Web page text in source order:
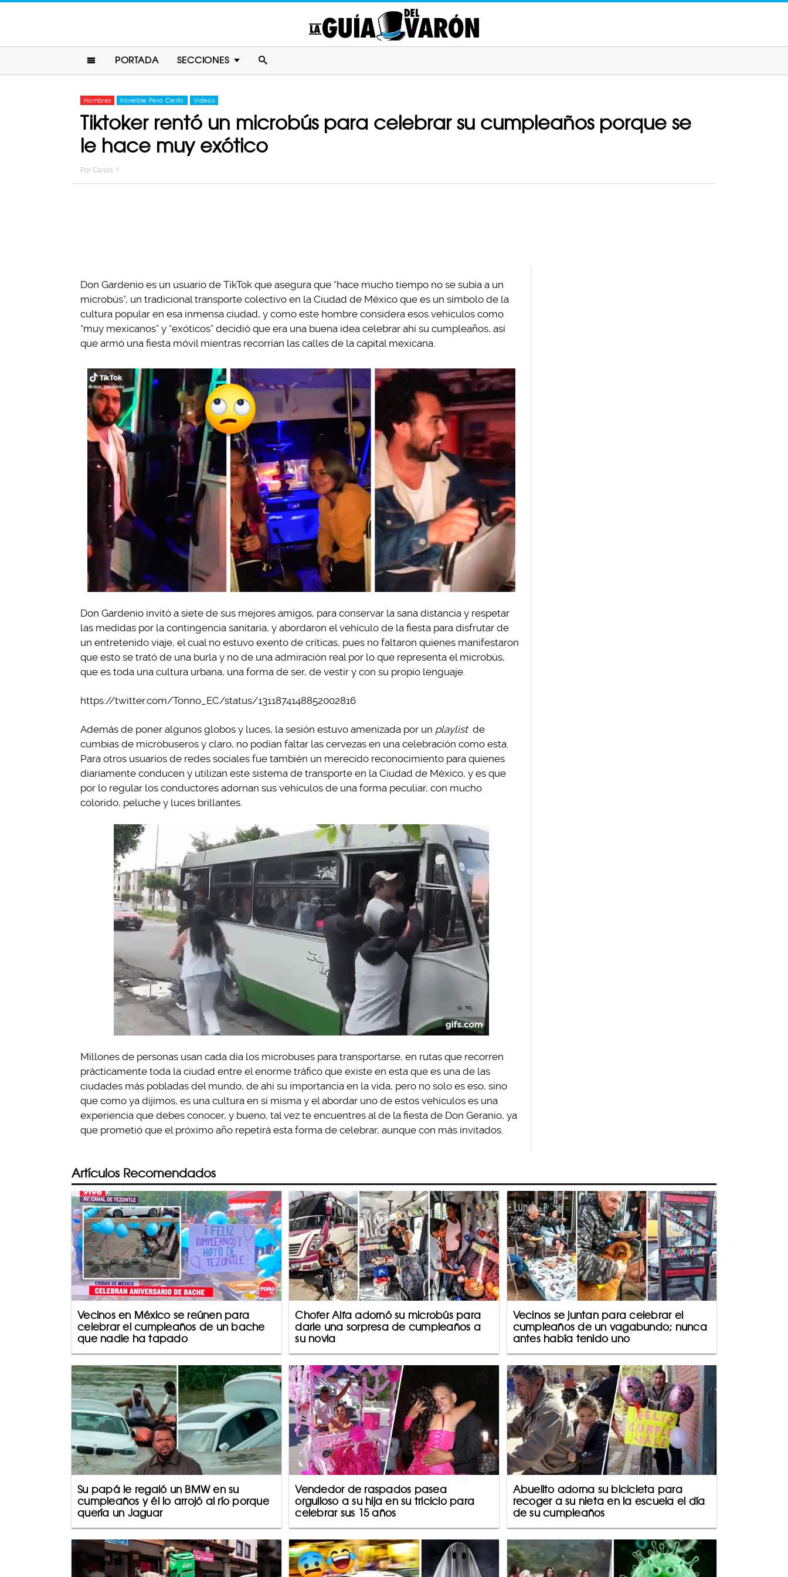
PORTADA SECCIONES
Hombres Increíble Pero Cierto Videos
Tiktoker rentó un microbús para celebrar su cumpleaños porque se
le hace muy exótico
Por Carlos Y
Don Gardenio es un usuario de TikTok que asegura que “hace mucho tiempo no se subía a un
microbús”, un tradicional transporte colectivo en la Ciudad de México que es un símbolo de la
cultura popular en esa inmensa ciudad, y como este hombre considera esos vehículos como
“muy mexicanos” y “exóticos” decidió que era una buena idea celebrar ahí su cumpleaños, así
que armó una fiesta móvil mientras recorrían las calles de la capital mexicana.
Don Gardenio invitó a siete de sus mejores amigos, para conservar la sana distancia y respetar
las medidas por la contingencia sanitaria, y abordaron el vehículo de la fiesta para disfrutar de
un entretenido viaje, el cual no estuvo exento de críticas, pues no faltaron quienes manifestaron
que esto se trató de una burla y no de una admiración real por lo que representa el microbús,
que es toda una cultura urbana, una forma de ser, de vestir y con su propio lenguaje.
https://twitter.com/Tonno_EC/status/1311874148852002816
Además de poner algunos globos y luces, la sesión estuvo amenizada por un playlist de
cumbias de microbuseros y claro, no podían faltar las cervezas en una celebración como esta.
Para otros usuarios de redes sociales fue también un merecido reconocimiento para quienes
diariamente conducen y utilizan este sistema de transporte en la Ciudad de México, y es que
por lo regular los conductores adornan sus vehículos de una forma peculiar, con mucho
colorido, peluche y luces brillantes.
Millones de personas usan cada día los microbuses para transportarse, en rutas que recorren
prácticamente toda la ciudad entre el enorme tráfico que existe en esta que es una de las
ciudades más pobladas del mundo, de ahí su importancia en la vida, pero no solo es eso, sino
que como ya dijimos, es una cultura en sí misma y el abordar uno de estos vehículos es una
experiencia que debes conocer, y bueno, tal vez te encuentres al de la fiesta de Don Geranio, ya
que prometió que el próximo año repetirá esta forma de celebrar, aunque con más invitados.
Artículos Recomendados
Vecinos en México se reúnen para
celebrar el cumpleaños de un bache
que nadie ha tapado
Chofer Alfa adornó su microbús para
darle una sorpresa de cumpleaños a
su novia
Vecinos se juntan para celebrar el
cumpleaños de un vagabundo; nunca
antes había tenido uno
Su papá le regaló un BMW en su
cumpleaños y él lo arrojó al río porque
quería un Jaguar
Vendedor de raspados pasea
orgulloso a su hija en su triciclo para
celebrar sus 15 años
Abuelito adorna su bicicleta para
recoger a su nieta en la escuela el día
de su cumpleaños